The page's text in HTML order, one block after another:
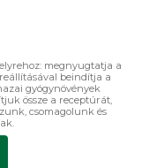
megnyugtatja a
beindítja a
gyógynövények
össze a receptúrát,
csomagolunk és